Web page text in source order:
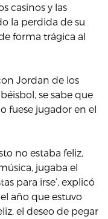
casinos y las
la perdida de su
forma trágica al
Jordan de los
se sabe que
fuese jugador en el
no estaba feliz,
jugaba el
para irse’, explicó
año que estuvo
el deseo de pegar